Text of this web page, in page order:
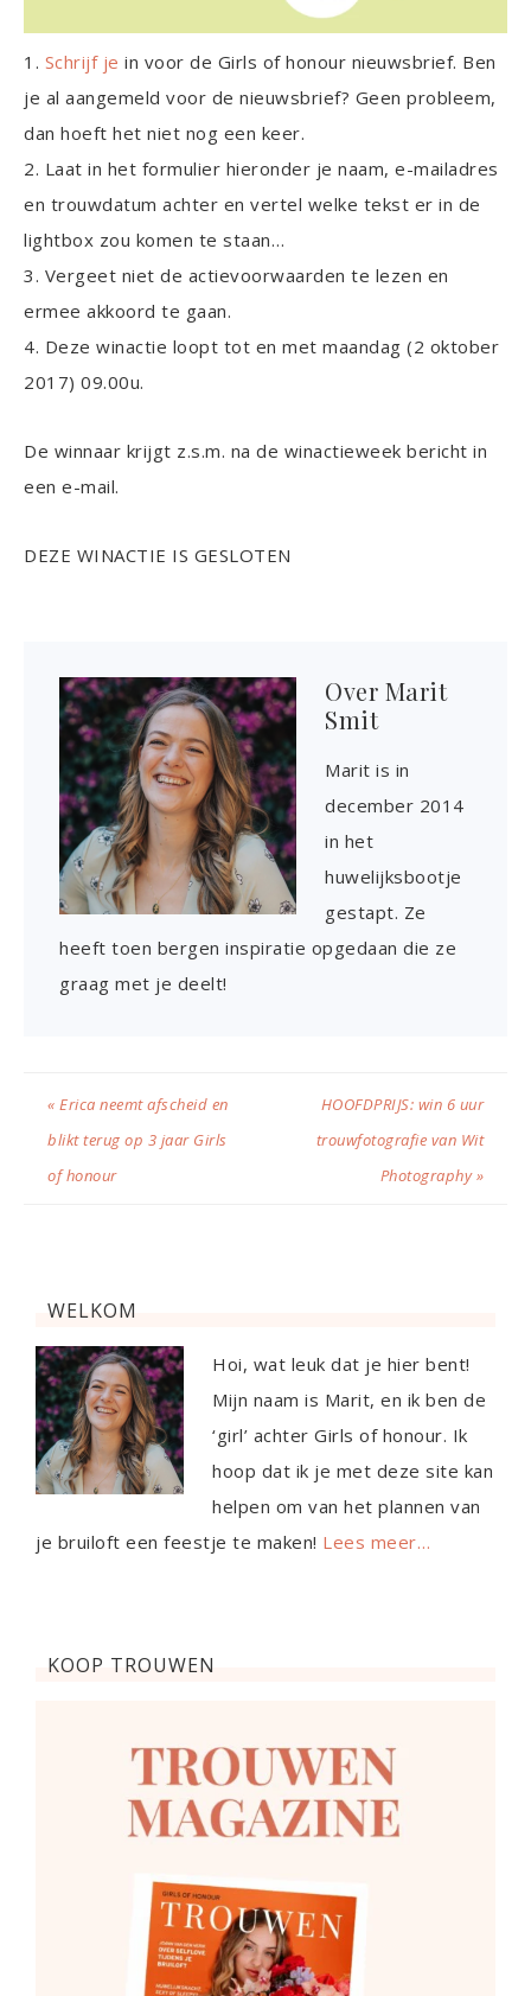
1. Schrijf je in voor de Girls of honour nieuwsbrief. Ben
je al aangemeld voor de nieuwsbrief? Geen probleem,
dan hoeft het niet nog een keer.
2. Laat in het formulier hieronder je naam, e-mailadres
en trouwdatum achter en vertel welke tekst er in de
lightbox zou komen te staan…
3. Vergeet niet de actievoorwaarden te lezen en
ermee akkoord te gaan.
4. Deze winactie loopt tot en met maandag (2 oktober
2017) 09.00u.
De winnaar krijgt z.s.m. na de winactieweek bericht in
een e-mail.
DEZE WINACTIE IS GESLOTEN
Over Marit
Smit
Marit is in
december 2014
in het
huwelijksbootje
gestapt. Ze
heeft toen bergen inspiratie opgedaan die ze
graag met je deelt!
« Erica neemt afscheid en
blikt terug op 3 jaar Girls
of honour
HOOFDPRIJS: win 6 uur
trouwfotografie van Wit
Photography »
WELKOM
Hoi, wat leuk dat je hier bent!
Mijn naam is Marit, en ik ben de
‘girl’ achter Girls of honour. Ik
hoop dat ik je met deze site kan
helpen om van het plannen van
je bruiloft een feestje te maken! Lees meer…
KOOP TROUWEN